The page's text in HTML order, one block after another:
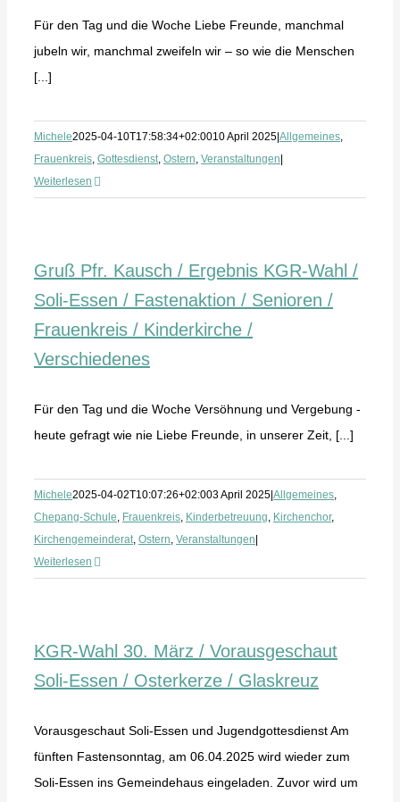
Für den Tag und die Woche Liebe Freunde, manchmal
jubeln wir, manchmal zweifeln wir – so wie die Menschen
[...]
Michele2025-04-10T17:58:34+02:0010 April 2025 Allgemeines,
Frauenkreis, Gottesdienst, Ostern, Veranstaltungen
Weiterlesen
Gruß Pfr. Kausch / Ergebnis KGR-Wahl /
Soli-Essen / Fastenaktion / Senioren /
Frauenkreis / Kinderkirche /
Verschiedenes
Für den Tag und die Woche Versöhnung und Vergebung -
heute gefragt wie nie Liebe Freunde, in unserer Zeit, [...]
Michele2025-04-02T10:07:26+02:003 April 2025 Allgemeines,
Chepang-Schule, Frauenkreis, Kinderbetreuung, Kirchenchor,
Kirchengemeinderat, Ostern, Veranstaltungen
Weiterlesen
KGR-Wahl 30. März / Vorausgeschaut
Soli-Essen / Osterkerze / Glaskreuz
Vorausgeschaut Soli-Essen und Jugendgottesdienst Am
fünften Fastensonntag, am 06.04.2025 wird wieder zum
Soli-Essen ins Gemeindehaus eingeladen. Zuvor wird um